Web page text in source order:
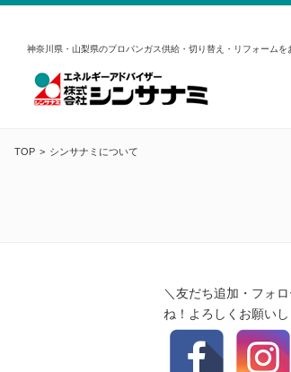
神奈川県・山梨県のプロパンガス供給・切り替え・リフォーム
TOP シンサナミについて
＼友だち追加・フォ
ね！よろしくお願いし